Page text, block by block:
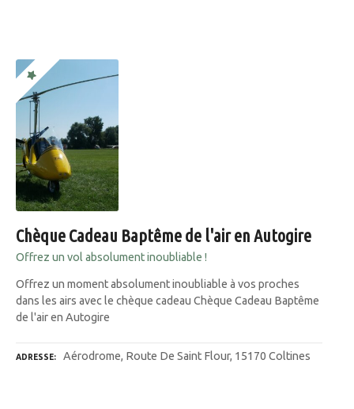
Chèque Cadeau Baptême de l'air en Autogire
Offrez un vol absolument inoubliable !
Offrez un moment absolument inoubliable à vos proches
dans les airs avec le chèque cadeau Chèque Cadeau Baptême
de l'air en Autogire
ADRESSE Aérodrome, Route De Saint Flour, 15170 Coltines